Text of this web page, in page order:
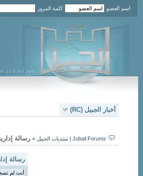
اسم العضو كلمة المرور
أخبار الجبيل (RC)
Jubail Forums | منتديات الجبيل > رسالة
رسالة
أنت لم